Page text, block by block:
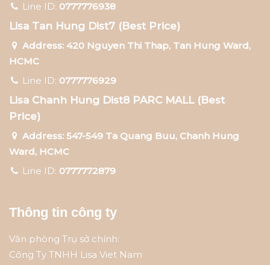
Line ID: 0777776938
Lisa Tan Hung Dist7 (Best Price)
Address: 420 Nguyen Thi Thap, Tan Hung Ward,
HCMC
Line ID: 0777776929
Lisa Chanh Hung Dist8 PARC MALL (Best
Price)
Address: 547-549 Ta Quang Buu, Chanh Hung
Ward, HCMC
Line ID: 0777772879
Thông tin công ty
Văn phòng Trụ sở chính:
Công Ty TNHH Lisa Viet Nam